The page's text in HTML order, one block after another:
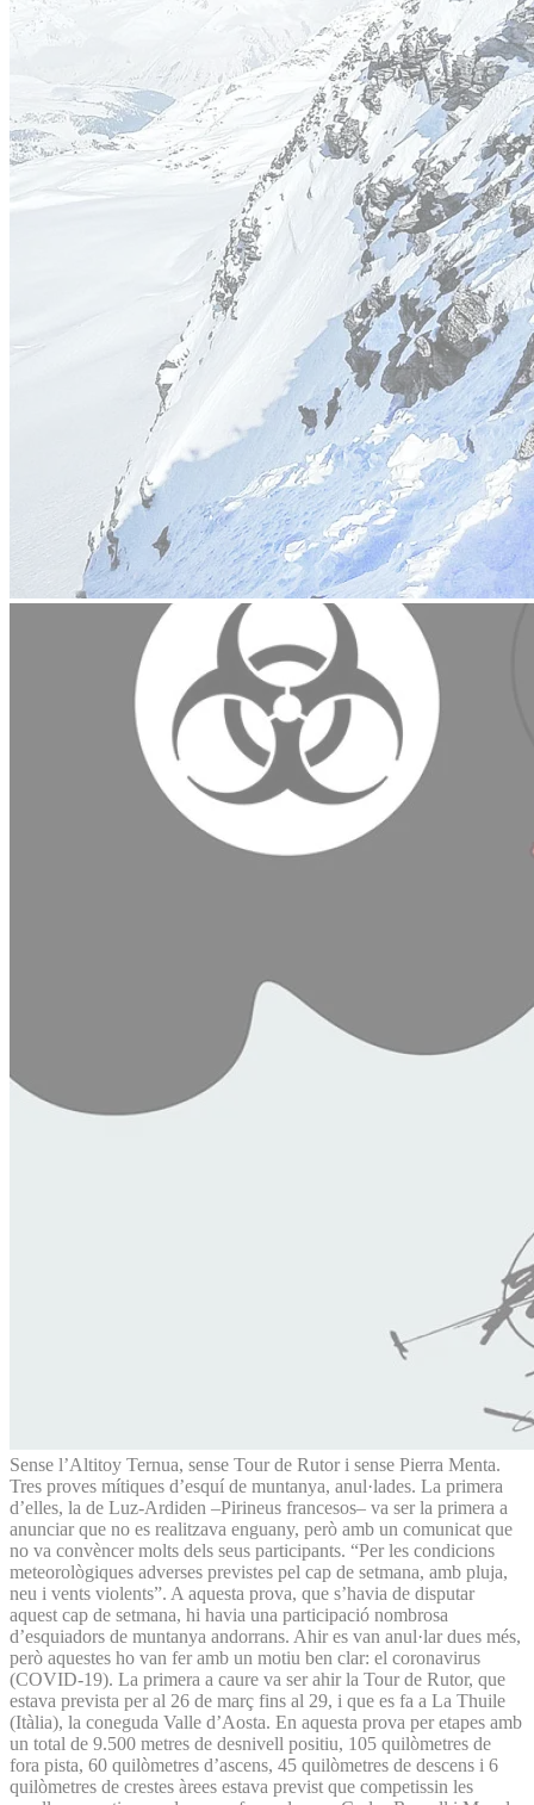
Sense l’Altitoy Ternua, sense Tour de Rutor i sense Pierra Menta.
Tres proves mítiques d’esquí de muntanya, anul·lades. La primera
d’elles, la de Luz-Ardiden –Pirineus francesos– va ser la primera a
anunciar que no es realitzava enguany, però amb un comunicat que
no va convèncer molts dels seus participants. “Per les condicions
meteorològiques adverses previstes pel cap de setmana, amb pluja,
neu i vents violents”. A aquesta prova, que s’havia de disputar
aquest cap de setmana, hi havia una participació nombrosa
d’esquiadors de muntanya andorrans. Ahir es van anul·lar dues més,
però aquestes ho van fer amb un motiu ben clar: el coronavirus
(COVID-19). La primera a caure va ser ahir la Tour de Rutor, que
estava prevista per al 26 de març fins al 29, i que es fa a La Thuile
(Itàlia), la coneguda Valle d’Aosta. En aquesta prova per etapes amb
un total de 9.500 metres de desnivell positiu, 105 quilòmetres de
fora pista, 60 quilòmetres d’ascens, 45 quilòmetres de descens i 6
quilòmetres de crestes àrees estava previst que competissin les